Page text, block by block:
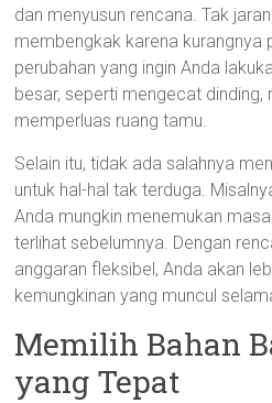
dan menyusun rencana. Tak
membengkak karena kurangnya
perubahan yang ingin Anda
besar, seperti mengecat dinding,
memperluas ruang tamu.
Selain itu, tidak ada salahnya
untuk hal-hal tak terduga.
Anda mungkin menemukan
terlihat sebelumnya. Dengan
anggaran fleksibel, Anda akan
kemungkinan yang muncul
Memilih Bahan
yang Tepat